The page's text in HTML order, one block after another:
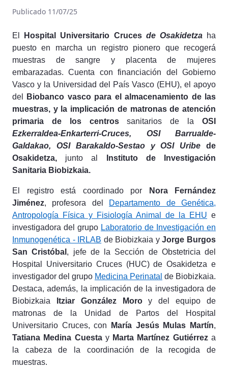
Publicado 11/07/25
El Hospital Universitario Cruces de Osakidetzaha
puesto en marcha un registro pionero que recogerá
muestras de sangre y placenta de mujeres
embarazadas. Cuenta con financiación del Gobierno
Vasco y la Universidad del País Vasco (EHU), el apoyo
del
Biobanco vasco para el almacenamiento de las
muestras, y la implicación de matronas de atención
primaria de los centrossanitarios de laOSI
Ezkerraldea-Enkarterri-Cruces, OSI Barrualde-
Galdakao, OSI Barakaldo-Sestao y OSI Uribe
de
Osakidetza, junto al
Instituto de Investigación
Sanitaria Biobizkaia.
El registro está coordinado por
Nora Fernández
Jiménez, profesora del
Departamento de Genética,
Antropología Física y Fisiología Animal de la EHU e
investigadora del grupo Laboratorio de Investigación en
Inmunogenética - IRLAB de Biobizkaia yJorge Burgos
San Cristóbal , jefe de la Sección de Obstetricia del
Hospital Universitario Cruces (HUC) de Osakidetza e
investigador del grupo Medicina Perinatal de Biobizkaia.
Destaca, además, la implicación de la investigadora de
Biobizkaia Itziar González Moroy del equipo de
matronas de la Unidad de Partos del Hospital
Universitario Cruces, con
María Jesús Mulas Martín,
Tatiana Medina Cuestay Marta Martínez Gutiérreza
la cabeza de la coordinación de la recogida de
muestras.